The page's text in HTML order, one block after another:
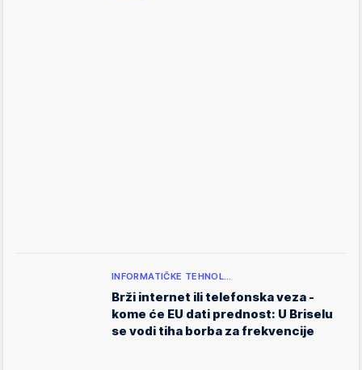
INFORMATIČKE TEHNOL…
Brži internet ili telefonska veza -
kome će EU dati prednost: U Briselu
se vodi tiha borba za frekvencije